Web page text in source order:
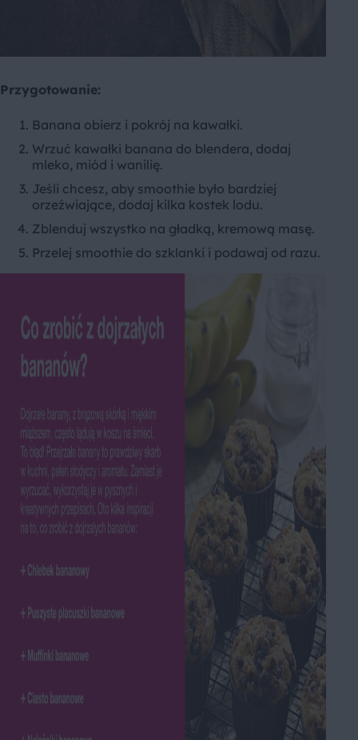
Przygotowanie:
Banana obierz i pokrój na kawałki.
Wrzuć kawałki banana do blendera, dodaj
mleko, miód i wanilię.
Jeśli chcesz, aby smoothie było bardziej
orzeźwiające, dodaj kilka kostek lodu.
Zblenduj wszystko na gładką, kremową masę.
Przelej smoothie do szklanki i podawaj od razu.